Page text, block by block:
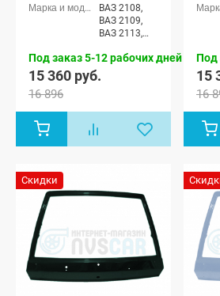
ВАЗ 2108,
ВАЗ 2109,
ВАЗ 2113,
Под заказ 5-12 рабочих дней
15 360 руб.
16 896
Под
15
16
Скидки